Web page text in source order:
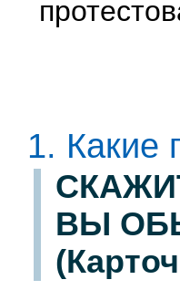
1. Какие
ВЫ